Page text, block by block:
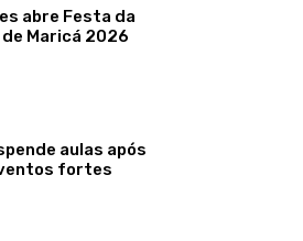
abre Festa da
Maricá 2026
aulas após
fortes